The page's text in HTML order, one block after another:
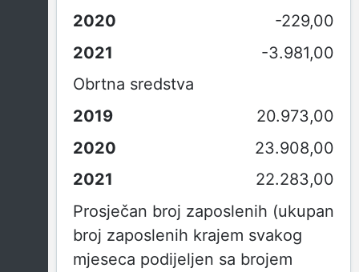
-229,00
-3.981,00
Obrtna sredstva
20.973,00
23.908,00
22.283,00
Prosječan broj zaposlenih (ukupan
broj zaposlenih krajem svakog
mjeseca podijeljen sa brojem